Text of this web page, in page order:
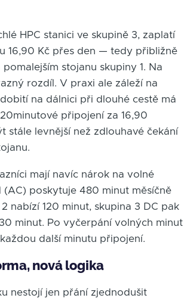
HPC stanici ve skupině 3, zaplatí
16,90 Kč přes den — tedy přibližně
pomalejším stojanu skupiny 1. Na
rozdíl. V praxi ale záleží na
na dálnici při dlouhé cestě má
připojení za 16,90
stále levnější než zdlouhavé čekání
mají navíc nárok na volné
(AC) poskytuje 480 minut měsíčně
nabízí 120 minut, skupina 3 DC pak
minut. Po vyčerpání volných minut
další minutu připojení.
nová logika
nestojí jen přání zjednodušit